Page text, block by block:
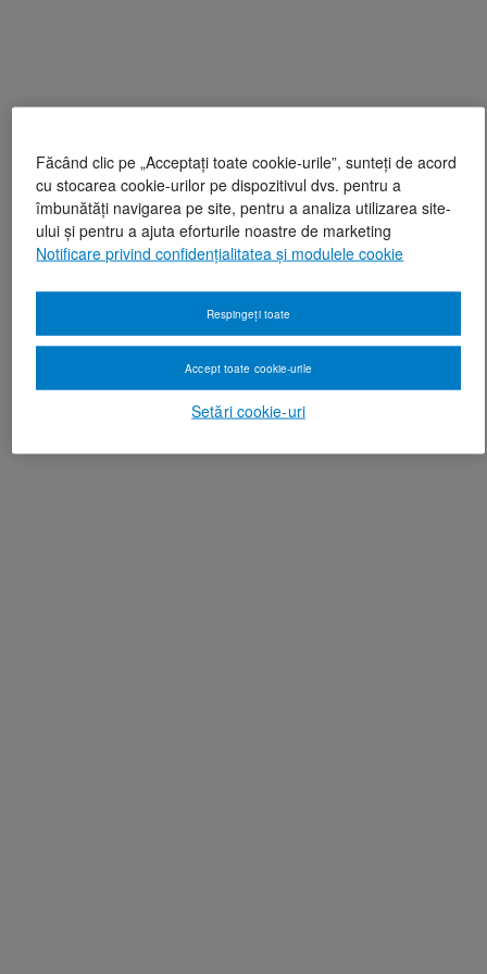
Făcând clic pe „Acceptați toate cookie-urile”, sunteți de acord
cu stocarea cookie-urilor pe dispozitivul dvs. pentru a
îmbunătăți navigarea pe site, pentru a analiza utilizarea site-
ului și pentru a ajuta eforturile noastre de marketing
Notificare privind confidențialitatea și modulele cookie
Setări cookie-uri
Respingeți toate
Accept toate cookie-urile